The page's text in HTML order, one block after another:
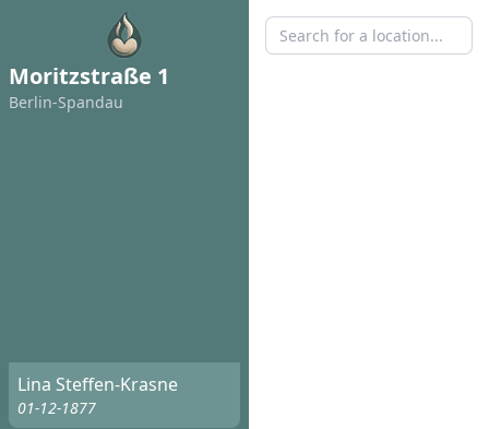
Moritzstraße 1
Berlin-Spandau
Lina Steffen-Krasne
01-12-1877